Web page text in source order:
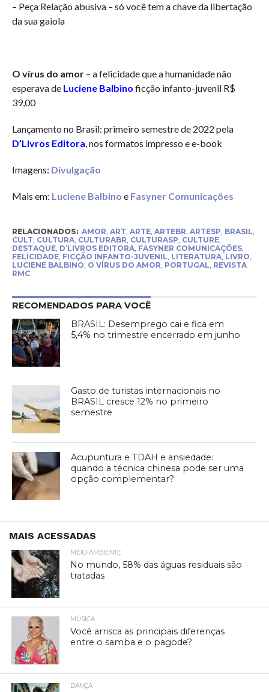
– Peça Relação abusiva – só você tem a chave da libertação
da sua gaiola
O vírus do amor– a felicidade que a humanidade não
esperava de Luciene Balbino ficção infanto-juvenil R$
39,00
Lançamento no Brasil: primeiro semestre de 2022 pela
D’Livros Editora, nos formatos impresso e e-book
Imagens: Divulgação
Mais em: Luciene Balbino e Fasyner Comunicações
RELACIONADOS: AMOR, ART, ARTE, ARTEBR, ARTESP, BRASIL,
CULT, CULTURA, CULTURABR, CULTURASP, CULTURE,
DESTAQUE, D’LIVROS EDITORA, FASYNER COMUNICAÇÕES,
FELICIDADE, FICÇÃO INFANTO-JUVENIL, LITERATURA, LIVRO,
LUCIENE BALBINO, O VÍRUS DO AMOR, PORTUGAL, REVISTA
RMC
RECOMENDADOS PARA VOCÊ
BRASIL: Desemprego cai e fica em
5,4% no trimestre encerrado em junho
Gasto de turistas internacionais no
BRASIL cresce 12% no primeiro
semestre
Acupuntura e TDAH e ansiedade:
quando a técnica chinesa pode ser uma
opção complementar?
MAIS ACESSADAS
MEIO AMBIENTE
No mundo, 58% das águas residuais são
tratadas
MÚSICA
Você arrisca as principais diferenças
entre o samba e o pagode?
DANÇA